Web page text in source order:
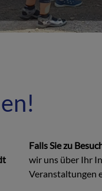
Falls Sie zu
wir uns über Ihr
Veranstaltungen